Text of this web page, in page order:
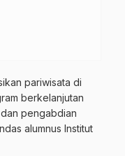
pariwisata di
berkelanjutan
pengabdian
alumnus Institut